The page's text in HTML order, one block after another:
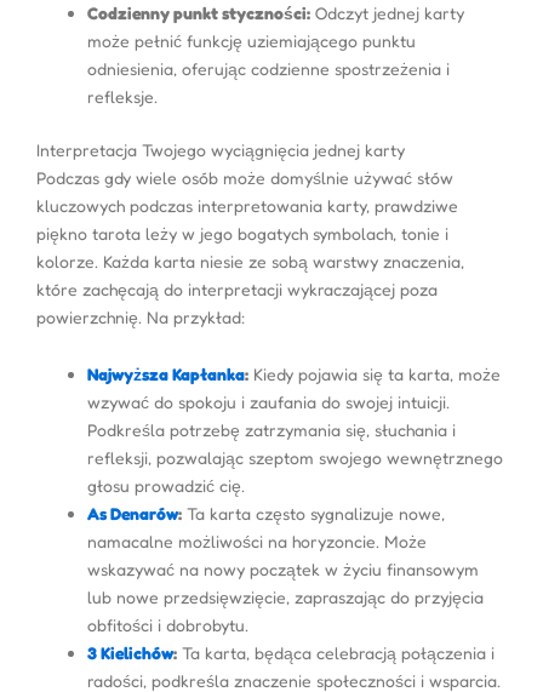
Codzienny punkt styczności: Odczyt jednej karty
może pełnić funkcję uziemiającego punktu
odniesienia, oferując codzienne spostrzeżenia i
refleksje.
Interpretacja Twojego wyciągnięcia jednej karty
Podczas gdy wiele osób może domyślnie używać słów
kluczowych podczas interpretowania karty, prawdziwe
piękno tarota leży w jego bogatych symbolach, tonie i
kolorze. Każda karta niesie ze sobą warstwy znaczenia,
które zachęcają do interpretacji wykraczającej poza
powierzchnię. Na przykład:
Najwyższa Kapłanka: Kiedy pojawia się ta karta, może
wzywać do spokoju i zaufania do swojej intuicji.
Podkreśla potrzebę zatrzymania się, słuchania i
refleksji, pozwalając szeptom swojego wewnętrznego
głosu prowadzić cię.
As Denarów: Ta karta często sygnalizuje nowe,
namacalne możliwości na horyzoncie. Może
wskazywać na nowy początek w życiu finansowym
lub nowe przedsięwzięcie, zapraszając do przyjęcia
obfitości i dobrobytu.
3 Kielichów: Ta karta, będąca celebracją połączenia i
radości, podkreśla znaczenie społeczności i wsparcia.